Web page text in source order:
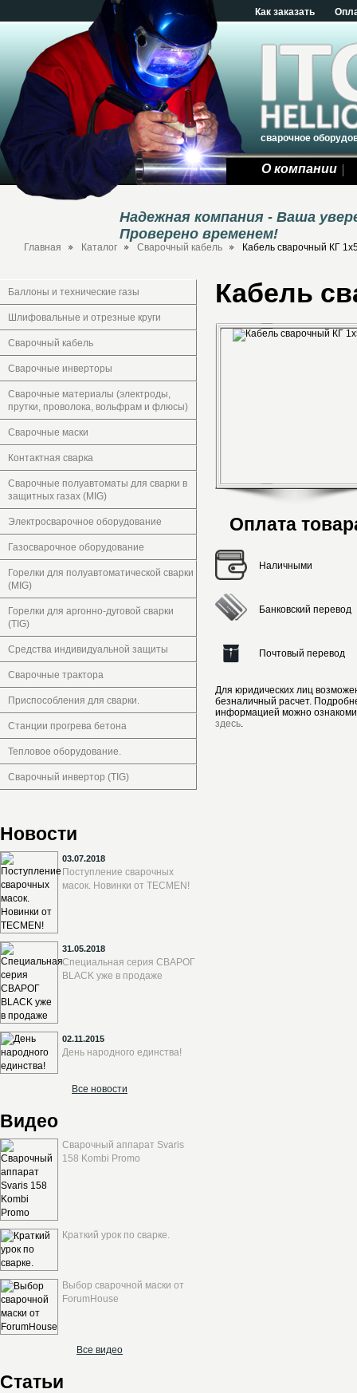
Как заказать
сварочное
О компании
Надежная компания - Ваша
Проверено временем!
Главная Каталог Сварочный кабель Кабель сварочный КГ
Баллоны и технические газы
Шлифовальные и отрезные круги
Сварочный кабель
Сварочные инверторы
Сварочные материалы (электроды,
прутки, проволока, вольфрам и флюсы)
Сварочные маски
Контактная сварка
Сварочные полуавтоматы для сварки в
защитных газах (MIG)
Электросварочное оборудование
Газосварочное оборудование
Горелки для полуавтоматической сварки
(MIG)
Горелки для аргонно-дуговой сварки
(TIG)
Средства индивидуальной защиты
Сварочные трактора
Приспособления для сварки.
Станции прогрева бетона
Тепловое оборудование.
Сварочный инвертор (TIG)
Новости
03.07.2018
Поступление сварочных
масок. Новинки от TECMEN!
31.05.2018
Специальная серия СВАРОГ
BLACK уже в продаже
02.11.2015
День народного единства!
Все новости
Видео
Сварочный аппарат Svaris
158 Kombi Promo
Краткий урок по сварке.
Выбор сварочной маски от
ForumHouse
Все видео
Статьи
Кабель
Оплата
Наличными
Банковский перевод
Почтовый перевод
Для юридических лиц
безналичный расчет.
информацией можно
здесь.